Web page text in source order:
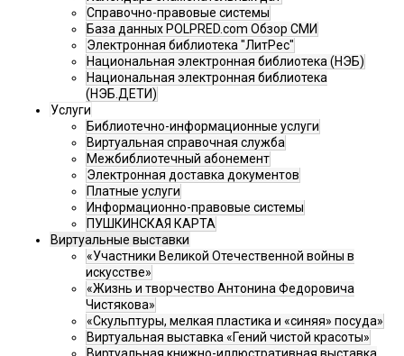
Справочно-правовые системы
База данных POLPRED.com Обзор СМИ
Электронная библиотека "ЛитРес"
Национальная электронная библиотека (НЭБ)
Национальная электронная библиотека
(НЭБ.ДЕТИ)
Услуги
Библиотечно-информационные услуги
Виртуальная справочная служба
Межбиблиотечный абонемент
Электронная доставка документов
Платные услуги
Информационно-правовые системы
ПУШКИНСКАЯ КАРТА
Виртуальные выставки
«Участники Великой Отечественной войны в
искусстве»
«Жизнь и творчество Антонина Федоровича
Чистякова»
«Скульптуры, мелкая пластика и «синяя» посуда»
Виртуальная выставка «Гений чистой красоты»